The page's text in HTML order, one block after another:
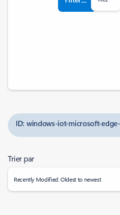
ID: windows-iot-microsoft-
Trier par
Recently Modified: Oldest to newest